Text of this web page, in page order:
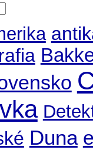
Duna